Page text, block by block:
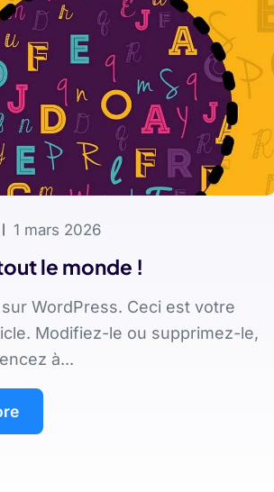
1 mars 2026
le monde !
WordPress. Ceci est votre
Modifiez-le ou supprimez-le,
à...